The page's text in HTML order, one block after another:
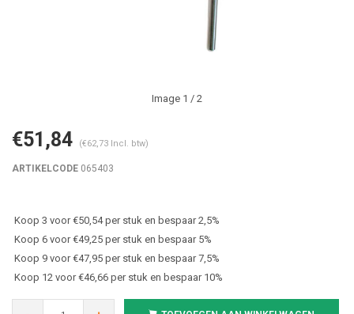
Image 1 / 2
€51,84 (€62,73 Incl. btw)
ARTIKELCODE 065403
Koop 3 voor €50,54 per stuk en bespaar 2,5%
Koop 6 voor €49,25 per stuk en bespaar 5%
Koop 9 voor €47,95 per stuk en bespaar 7,5%
Koop 12 voor €46,66 per stuk en bespaar 10%